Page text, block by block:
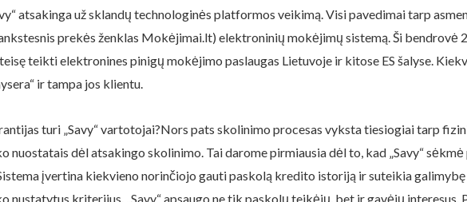
atsakinga už sklandų technologinės platformos veikimą. Visi pavedimai tarp
prekės ženklas Mokėjimai.lt) elektroninių mokėjimų sistemą. Ši bendrovė
teikti elektronines pinigų mokėjimo paslaugas Lietuvoje ir kitose ES šalyse.
ir tampa jos klientu.
turi „Savy“ vartotojai?Nors pats skolinimo procesas vyksta tiesiogiai tarp
nuostatais dėl atsakingo skolinimo. Tai darome pirmiausia dėl to, kad „Savy“
įvertina kiekvieno norinčiojo gauti paskolą kredito istoriją ir suteikia
nustatytus kriterijus. „Savy“ apsaugo ne tik paskolų teikėjų, bet ir gavėjų